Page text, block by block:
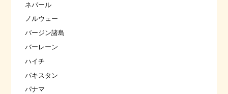
ネパール
ノルウェー
バージン諸島
バーレーン
ハイチ
パキスタン
パナマ